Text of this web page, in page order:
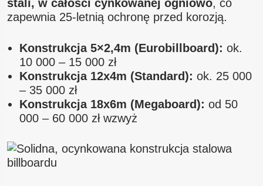
stali, w całości cynkowanej ogniowo, co
zapewnia 25-letnią ochronę przed korozją.
Konstrukcja 5×2,4m (Eurobillboard): ok.
10 000 – 15 000 zł
Konstrukcja 12x4m (Standard): ok. 25 000
– 35 000 zł
Konstrukcja 18x6m (Megaboard): od 50
000 – 60 000 zł wzwyż